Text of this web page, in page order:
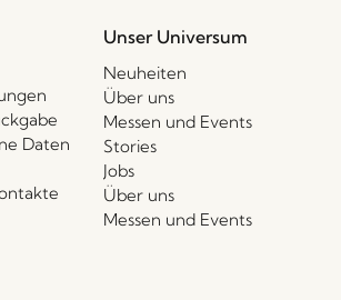
Daten
Unser Universum
Neuheiten
Über uns
Messen und Events
Stories
Jobs
Über uns
Messen und Events